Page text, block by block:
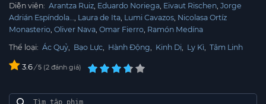
Diễn viên: Arantza Ruiz Eduardo Noriega Eivaut Rischen Jorge
Adrián Espíndola… Laura de Ita Lumi Cavazos Nicolasa Ortíz
Monasterio Oliver Nava Omar Fierro Ramón Medína
Thể loại: Ác Quỷ, Bạo Lực, Hành Động, Kinh Dị, Ly Kì, Tâm Linh
3.6/ 5 2 đánh giá